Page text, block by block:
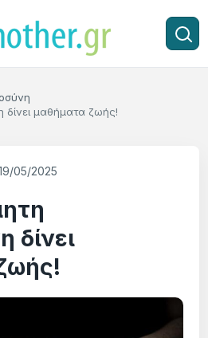
δίνει μαθήματα ζωής!
05/2025
δίνει